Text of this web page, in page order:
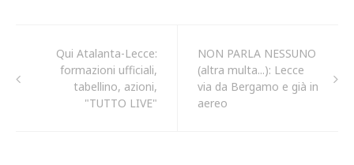
Qui Atalanta-Lecce:
formazioni ufficiali,
tabellino, azioni,
"TUTTO LIVE"
NON PARLA NESSUNO
(altra multa...): Lecce
via da Bergamo e già in
aereo